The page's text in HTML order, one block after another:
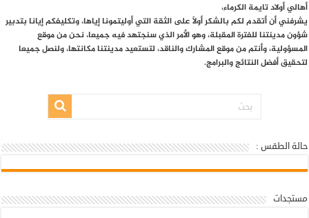
أهالي أولاد تايمة الكرماء،
يشرفني أن أتقدم لكم بالشكر أولاً على الثقة التي أوليتمونا إياها، وتكليفكم إيانا بتدبير
شؤون مدينتنا للفترة المقبلة، وهو الأمر الذي سنجتهد فيه جميعا، نحن من موقع
المسؤولية، وأنتم من موقع المشارك والناقد، لتستعيد مدينتنا مكانتها، ولنصل جميعا
لتحقيق أفضل النتائج والبرامج.
حالة الطقس :
أولاد تايمة - حالة الطقس
مستجدات